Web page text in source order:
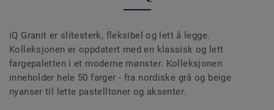
iQ Granit er slitesterk, fleksibel og lett å legge.
Kolleksjonen er oppdatert med en klassisk og lett
fargepaletten i et moderne mønster. Kolleksjonen
inneholder hele 50 farger - fra nordiske grå og beige
nyanser til lette pastelltoner og aksenter.